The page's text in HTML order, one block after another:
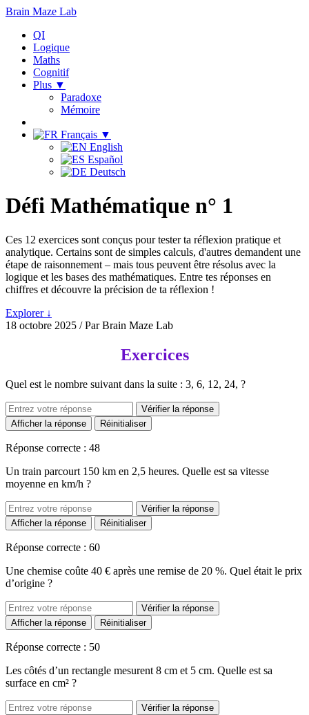
Brain Maze Lab
QI
Logique
Maths
Cognitif
Plus ▼
Paradoxe
Mémoire
Français ▼
English
Español
Deutsch
Défi Mathématique n° 1
Ces 12 exercices sont conçus pour tester ta réflexion pratique et
analytique. Certains sont de simples calculs, d'autres demandent une
étape de raisonnement – mais tous peuvent être résolus avec la
logique et les bases des mathématiques. Entre tes réponses en
chiffres et découvre la précision de ta réflexion !
Explorer ↓
18 octobre 2025 / Par Brain Maze Lab
Exercices
Quel est le nombre suivant dans la suite : 3, 6, 12, 24, ?
Vérifier la réponse
Afficher la réponse
Réinitialiser
Réponse correcte : 48
Un train parcourt 150 km en 2,5 heures. Quelle est sa vitesse
moyenne en km/h ?
Vérifier la réponse
Afficher la réponse
Réinitialiser
Réponse correcte : 60
Une chemise coûte 40 € après une remise de 20 %. Quel était le prix
d’origine ?
Vérifier la réponse
Afficher la réponse
Réinitialiser
Réponse correcte : 50
Les côtés d’un rectangle mesurent 8 cm et 5 cm. Quelle est sa
surface en cm² ?
Vérifier la réponse